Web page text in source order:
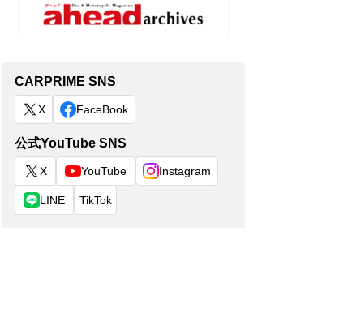
CARPRIME SNS
X FaceBook
公式YouTube SNS
X YouTube Instagram
LINE TikTok